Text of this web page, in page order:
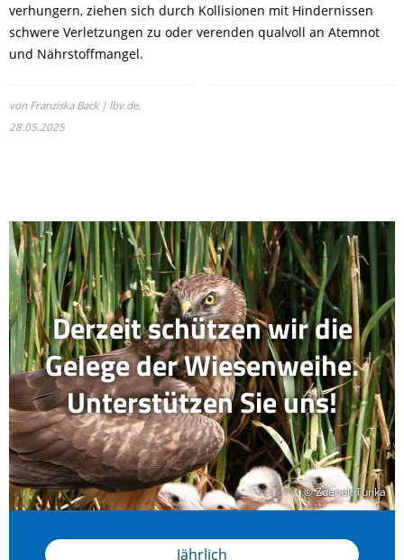
verhungern, ziehen sich durch Kollisionen mit Hindernissen
schwere Verletzungen zu oder verenden qualvoll an Atemnot
und Nährstoffmangel.
von Franziska Back | lbv.de,
28.05.2025
© Zdenek Tunka
© Zdenek Tunka
Derzeit schützen wir die
Gelege der Wiesenweihe.
Unterstützen Sie uns!
Jährlich